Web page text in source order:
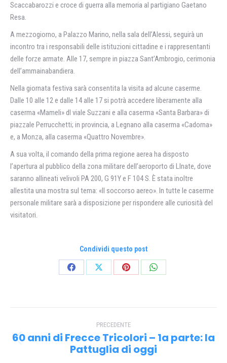
Scaccabarozzi e croce di guerra alla memoria al partigiano Gaetano
Resa.
A mezzogiorno, a Palazzo Marino, nella sala dell’Alessi, seguirà un
incontro tra i responsabili delle istituzioni cittadine e i rappresentanti
delle forze armate. Alle 17, sempre in piazza Sant’Ambrogio, cerimonia
dell’ammainabandiera.
Nella giornata festiva sarà consentita la visita ad alcune caserme.
Dalle 10 alle 12 e dalle 14 alle 17 si potrà accedere liberamente alla
caserma «Mameli» dl viale Suzzani e alla caserma «Santa Barbara» di
piazzale Perrucchetti; in provincia, a Legnano alla caserma «Cadorna»
e, a Monza, alla caserma «Quattro Novembre».
A sua volta, il comando della prima regione aerea ha disposto
l’apertura al pubblico della zona militare dell’aeroporto di Llnate, dove
saranno allineati velivoli PA 200, G 91Y e F 104 S. È stata inoltre
allestita una mostra sul tema: «Il soccorso aereo». In tutte le caserme
personale militare sarà a disposizione per rispondere alle curiosità del
visitatori.
Condividi questo post
CondividiCondividiCondividiCondividi
tra PRECEDENTE
Post
precedente:
60 anni di Frecce Tricolori – 1a parte: la
Pattuglia di oggi